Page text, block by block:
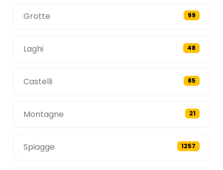
Grotte 99
Laghi 48
Castelli 85
Montagne 21
Spiagge 1257